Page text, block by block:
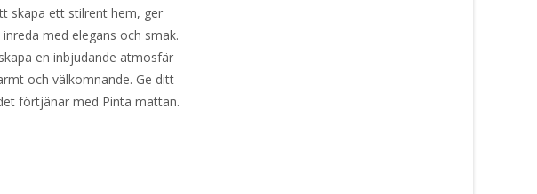
skapa ett stilrent hem, ger
med elegans och smak.
en inbjudande atmosfär
och välkomnande. Ge ditt
förtjänar med Pinta mattan.